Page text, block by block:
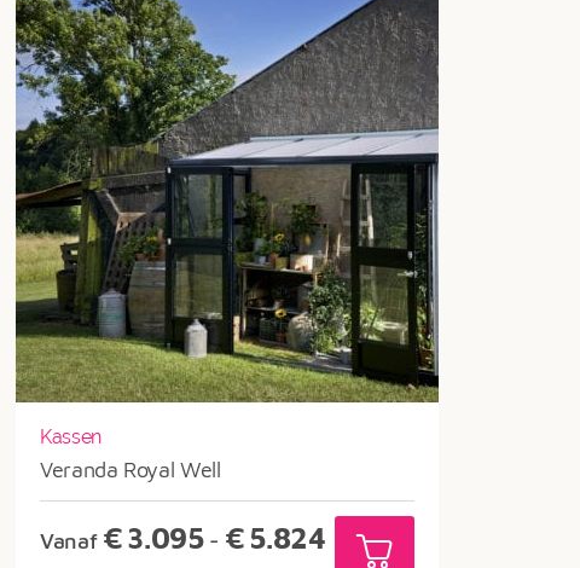
Kassen
Veranda Royal Well
Vanaf €3.095 - € 5.824 Prijsklasse: